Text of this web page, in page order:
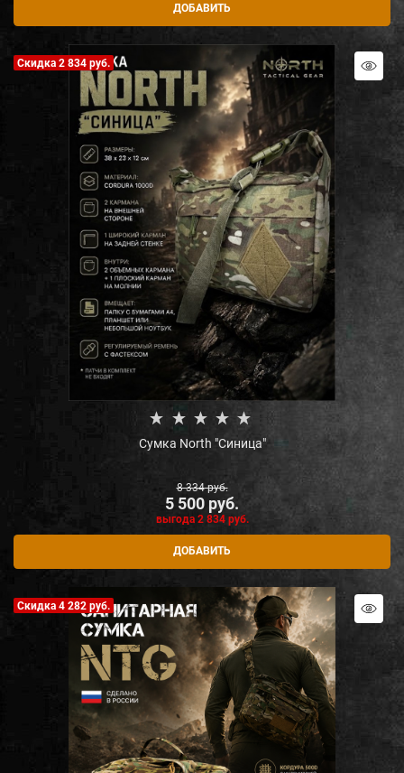
ДОБАВИТЬ
Скидка 2 834 руб.
Сумка North "Синица"
8 334 руб.
5 500 руб.
выгода 2 834 руб.
ДОБАВИТЬ
Скидка 4 282 руб.